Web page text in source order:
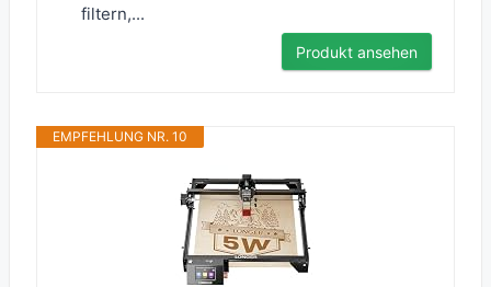
filtern,...
Produkt ansehen
EMPFEHLUNG NR. 10